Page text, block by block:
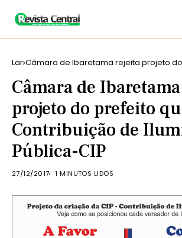
Lar Câmara de Ibaretama rejeita projeto
Câmara de
projeto do prefeito
Contribuição de
Pública-CIP
27/12/2017 1 MINUTOS LIDOS